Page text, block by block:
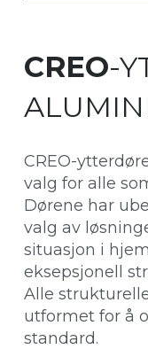
CREO-
CREO-
valg for alle
Dørene har
valg av
situasjon i
eksepsjonell
Alle
utformet for å
standard.